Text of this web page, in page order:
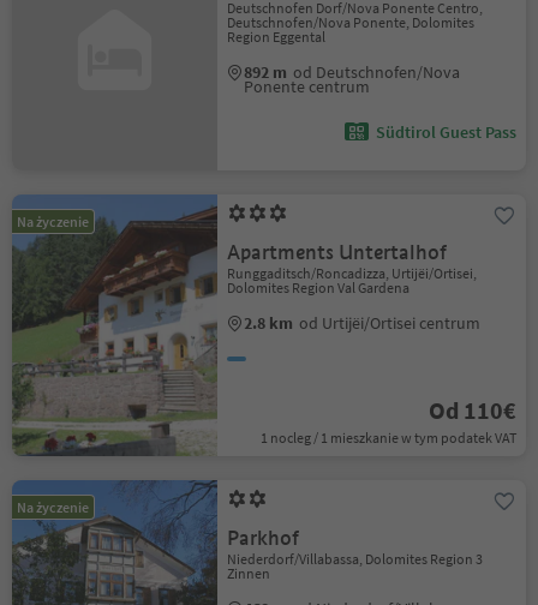
Deutschnofen Dorf/Nova Ponente Centro,
Deutschnofen/Nova Ponente, Dolomites
Region Eggental
892 m od Deutschnofen/Nova
Ponente centrum
Südtirol Guest Pass
Na życzenie
Apartments Untertalhof
Runggaditsch/Roncadizza, Urtijëi/Ortisei,
Dolomites Region Val Gardena
2.8 km od Urtijëi/Ortisei centrum
Od 110€
1 nocleg / 1 mieszkanie w tym podatek VAT
Na życzenie
Parkhof
Niederdorf/Villabassa, Dolomites Region 3
Zinnen